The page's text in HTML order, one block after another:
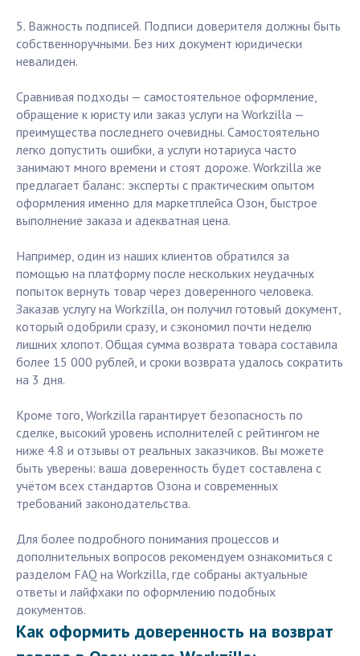
5. Важность подписей. Подписи доверителя должны быть
собственноручными. Без них документ юридически
невалиден.
Сравнивая подходы — самостоятельное оформление,
обращение к юристу или заказ услуги на Workzilla —
преимущества последнего очевидны. Самостоятельно
легко допустить ошибки, а услуги нотариуса часто
занимают много времени и стоят дороже. Workzilla же
предлагает баланс: эксперты с практическим опытом
оформления именно для маркетплейса Озон, быстрое
выполнение заказа и адекватная цена.
Например, один из наших клиентов обратился за
помощью на платформу после нескольких неудачных
попыток вернуть товар через доверенного человека.
Заказав услугу на Workzilla, он получил готовый документ,
который одобрили сразу, и сэкономил почти неделю
лишних хлопот. Общая сумма возврата товара составила
более 15 000 рублей, и сроки возврата удалось сократить
на 3 дня.
Кроме того, Workzilla гарантирует безопасность по
сделке, высокий уровень исполнителей с рейтингом не
ниже 4.8 и отзывы от реальных заказчиков. Вы можете
быть уверены: ваша доверенность будет составлена с
учётом всех стандартов Озона и современных
требований законодательства.
Для более подробного понимания процессов и
дополнительных вопросов рекомендуем ознакомиться с
разделом FAQ на Workzilla, где собраны актуальные
ответы и лайфхаки по оформлению подобных
документов.
Как оформить доверенность на возврат